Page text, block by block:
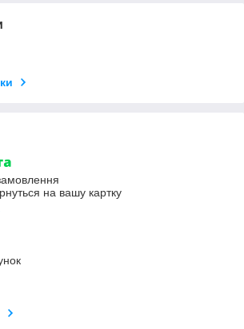
на вашу картку